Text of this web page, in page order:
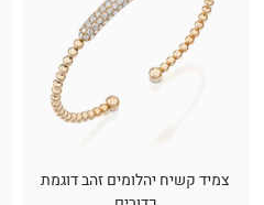
צמיד קשיח יהלומים זהב דוגמת